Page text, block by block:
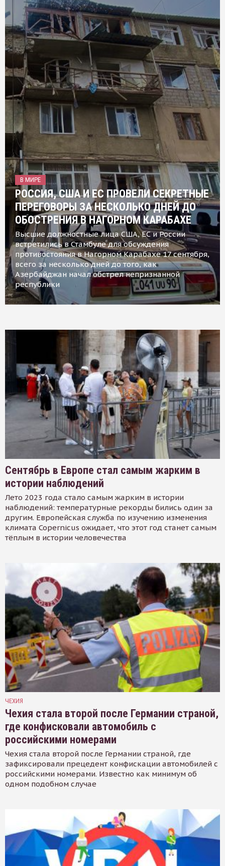
В МИРЕ
РОССИЯ, США И ЕС ПРОВЕЛИ СЕКРЕТНЫЕ
ПЕРЕГОВОРЫ ЗА НЕСКОЛЬКО ДНЕЙ ДО
ОБОСТРЕНИЯ В НАГОРНОМ КАРАБАХЕ
Высшие должностные лица США, ЕС и России
встретились в Стамбуле для обсуждения
противостояния в Нагорном Карабахе 17 сентября,
всего за несколько дней до того, как
Азербайджан начал обстрел непризнанной
республики
Сентябрь в Европе стал самым жарким в
истории наблюдений
Лето 2023 года стало самым жарким в истории
наблюдений: температурные рекорды бились один за
другим. Европейская служба по изучению изменения
климата Copernicus ожидает, что этот год станет самым
тёплым в истории человечества
ЧЕХИЯ
Чехия стала второй после Германии страной,
где конфисковали автомобиль с
российскими номерами
Чехия стала второй после Германии страной, где
зафиксировали прецедент конфискации автомобилей с
российскими номерами. Известно как минимум об
одном подобном случае